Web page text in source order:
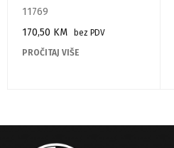
11769
170,50 KM
bez PDV
PROČITAJ VIŠE